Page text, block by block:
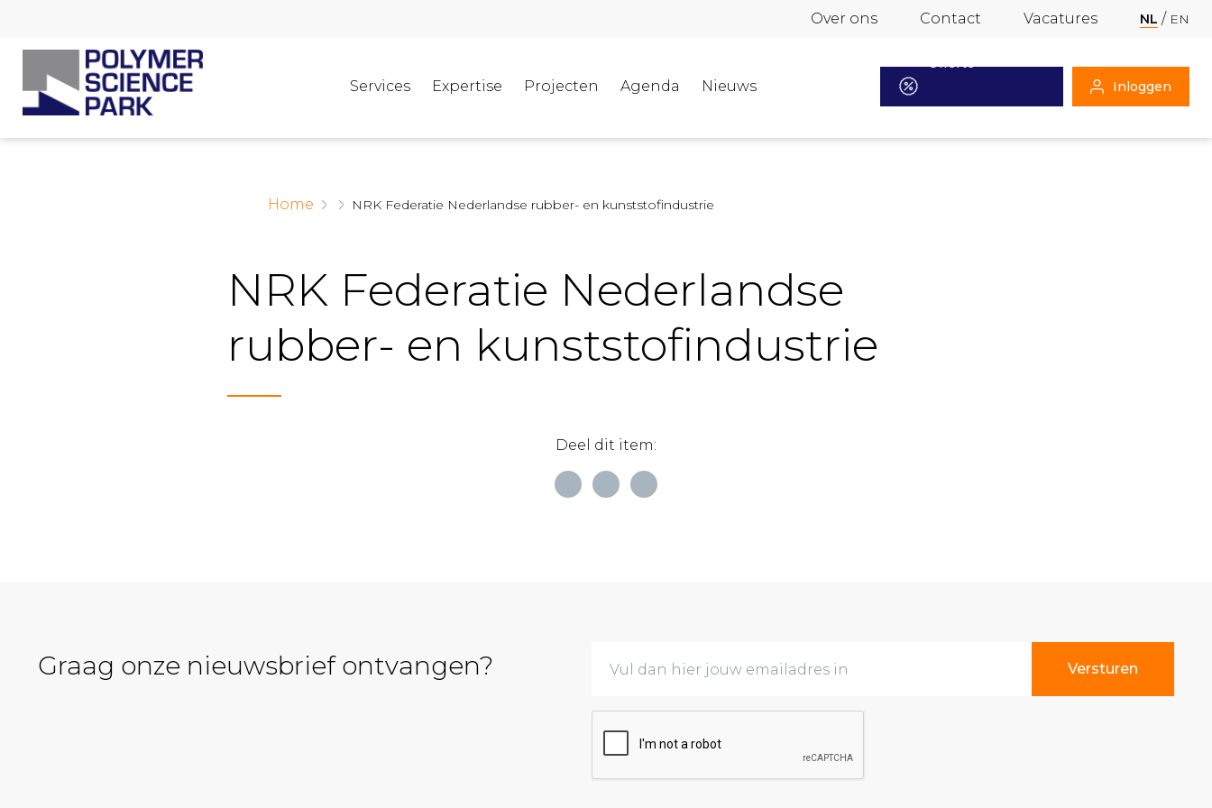
Over ons Contact Vacatures NL EN
Services Expertise Projecten Agenda Nieuws
Offerte
aanvragen
Inloggen
Home NRK Federatie Nederlandse rubber- en kunststofindustrie
NRK Federatie Nederlandse
rubber- en kunststofindustrie
Deel dit item:
Graag onze nieuwsbrief ontvangen?